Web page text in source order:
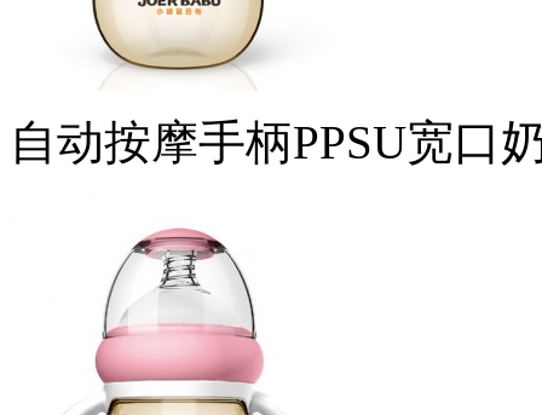
自动按摩手柄PPSU宽口